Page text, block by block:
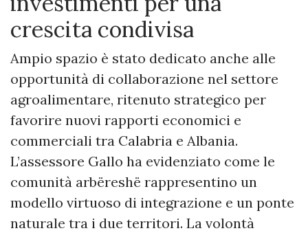
crescita condivisa
Ampio spazio è stato dedicato anche alle
opportunità di collaborazione nel settore
agroalimentare, ritenuto strategico per
favorire nuovi rapporti economici e
commerciali tra Calabria e Albania.
L’assessore Gallo ha evidenziato come le
comunità arbëreshë rappresentino un
modello virtuoso di integrazione e un ponte
naturale tra i due territori. La volontà